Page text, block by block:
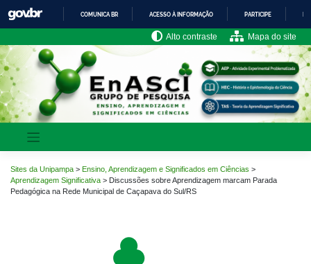
para
o
conteúdo
IR
PARA
O
COMUNICA BR ACESSO À INFORMAÇÃO PARTICIPE
Alto contraste Mapa do site
Sites da Unipampa > Ensino, Aprendizagem e Significados em Ciências >
Aprendizagem Significativa > Discussões sobre Aprendizagem marcam Parada
Pedagógica na Rede Municipal de Caçapava do Sul/RS